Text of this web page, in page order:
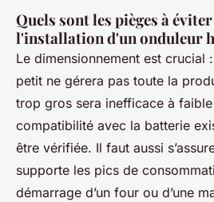
Quels sont les pièges à
l'installation d'un onduleur
Le dimensionnement est crucial
petit ne gérera pas toute la
trop gros sera inefficace à
compatibilité avec la batterie
être vérifiée. Il faut aussi
supporte les pics de
démarrage d’un four ou d’une